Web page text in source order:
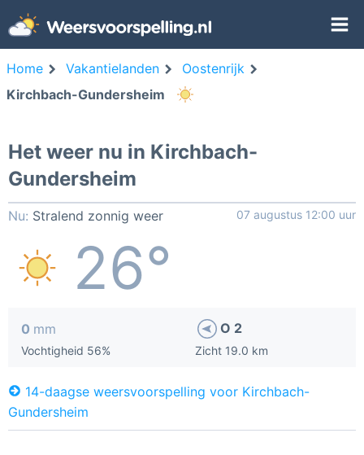
Home Vakantielanden
Oostenrijk
Kirchbach-Gundersheim
Het weer nu in Kirchbach-
Gundersheim
Nu: Stralend zonnig weer 07 augustus 12:00 uur
26°
0 mm
Vochtigheid 56%
O 2
Zicht 19.0 km
14-daagse weersvoorspelling voor Kirchbach-
Gundersheim